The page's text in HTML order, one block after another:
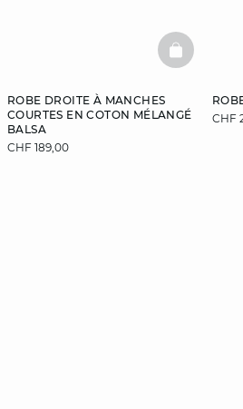
ROBE DROITE À MANCHES
COURTES EN COTON MÉLANGÉ
BALSA
CHF 189,00
CHF